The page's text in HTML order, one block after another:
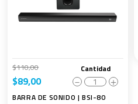
$110,00
$89,00
Cantidad
＋
－
BARRA DE SONIDO | BSI-80